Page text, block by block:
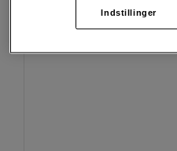
Indstillinger